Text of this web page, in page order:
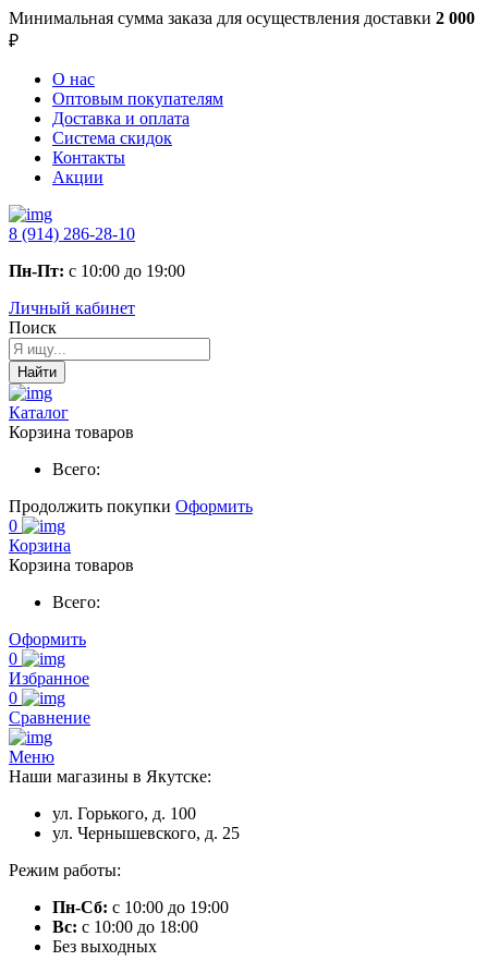
Минимальная сумма заказа для осуществления доставки 2 000
₽
О нас
Оптовым покупателям
Доставка и оплата
Система скидок
Контакты
Акции
8 (914) 286-28-10
Пн-Пт: с 10:00 до 19:00
Личный кабинет
Поиск
Найти
Каталог
Корзина товаров
Всего:
Продолжить покупки Оформить
0
Корзина
Корзина товаров
Всего:
Оформить
0
Избранное
0
Сравнение
Меню
Наши магазины в Якутске:
ул. Горького, д. 100
ул. Чернышевского, д. 25
Режим работы:
Пн-Сб: с 10:00 до 19:00
Вс: с 10:00 до 18:00
Без выходных